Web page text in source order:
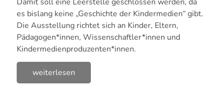
es bislang keine „Geschichte der Kindermedien“ gibt.
Die Ausstellung richtet sich an Kinder, Eltern,
Pädagogen*innen, Wissenschaftler*innen und
Kindermedienproduzenten*innen.
weiterlesen